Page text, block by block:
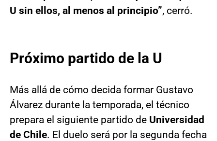
U sin ellos, al menos al principio”, cerró.
Próximo partido de la U
Más allá de cómo decida formar Gustavo
Álvarez durante la temporada, el técnico
prepara el siguiente partido de Universidad
de Chile. El duelo será por la segunda fecha